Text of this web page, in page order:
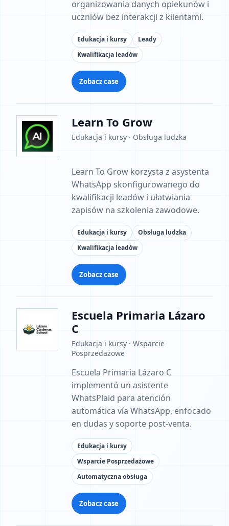
organizowania danych opiekunów i
uczniów bez interakcji z klientami.
Edukacja i kursy
Leady
Kwalifikacja leadów
Zobacz case
Learn To Grow
Edukacja i kursy · Obsługa ludzka
Learn To Grow korzysta z asystenta
WhatsApp skonfigurowanego do
kwalifikacji leadów i ułatwiania
zapisów na szkolenia zawodowe.
Edukacja i kursy
Obsługa ludzka
Kwalifikacja leadów
Zobacz case
Escuela Primaria Lázaro
C
Edukacja i kursy · Wsparcie
Posprzedażowe
Escuela Primaria Lázaro C
implementó un asistente
WhatsPlaid para atención
automática vía WhatsApp, enfocado
en dudas y soporte post-venta.
Edukacja i kursy
Wsparcie Posprzedażowe
Automatyczna obsługa
Zobacz case